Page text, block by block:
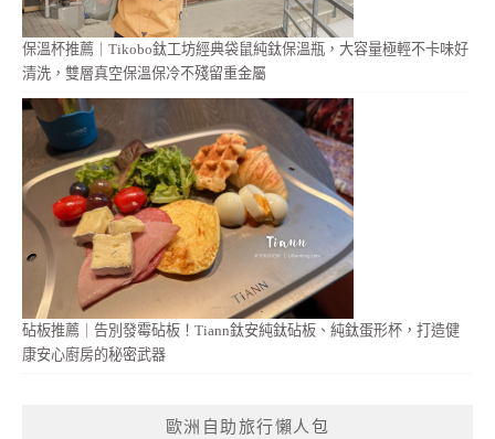
保溫杯推薦｜Tikobo鈦工坊經典袋鼠純鈦保溫瓶，大容量極輕不卡味好
清洗，雙層真空保溫保冷不殘留重金屬
砧板推薦｜告別發霉砧板！Tiann鈦安純鈦砧板、純鈦蛋形杯，打造健
康安心廚房的秘密武器
歐洲自助旅行懶人包